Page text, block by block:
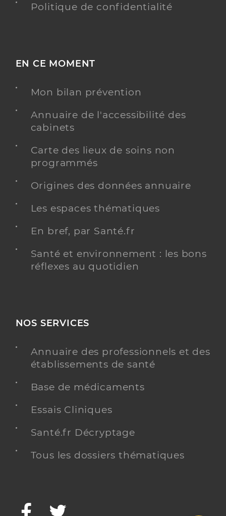
Politique de confidentialité
EN CE MOMENT
Mon bilan prévention
Annuaire de l'accessibilité des
cabinets
Carte des lieux de soins non
programmés
Origines des données annuaire
Les espaces thématiques
En bref, par Santé.fr
Santé et environnement : les bons
réflexes au quotidien
NOS SERVICES
Annuaire des professionnels et des
établissements de santé
Base de médicaments
Essais Cliniques
Santé.fr Décryptage
Tous les dossiers thématiques
Facebook